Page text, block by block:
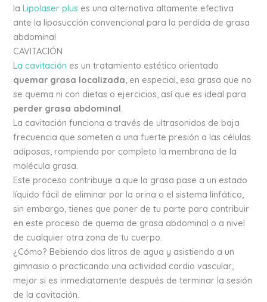
laLipolaser plus es una alternativa altamente efectiva
ante la liposucción convencional para la perdida de grasa
abdominal
CAVITACIÓN
La cavitación es un tratamiento estético orientado
quemar grasa localizada, en especial, esa grasa que no
se quema ni con dietas o ejercicios, así que es ideal para
perder grasa abdominal.
La cavitación funciona a través de ultrasonidos de baja
frecuencia que someten a una fuerte presión a las células
adiposas, rompiendo por completo la membrana de la
molécula grasa.
Este proceso contribuye a que la grasa pase a un estado
líquido fácil de eliminar por la orina o el sistema linfático,
sin embargo, tienes que poner de tu parte para contribuir
en este proceso de quema de grasa abdominal o a nivel
de cualquier otra zona de tu cuerpo.
¿Cómo? Bebiendo dos litros de agua y asistiendo a un
gimnasio o practicando una actividad cardio vascular,
mejor si es inmediatamente después de terminar la sesión
de la cavitación.